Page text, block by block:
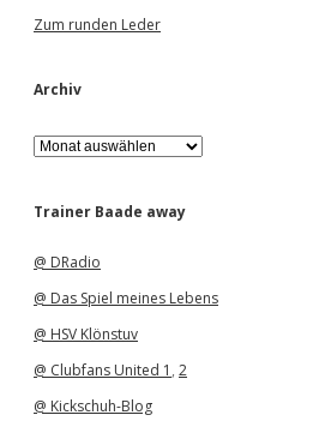
Zum runden Leder
Archiv
A
r
h
Trainer Baade away
@ DRadio
@ Das Spiel meines Lebens
@ HSV Klönstuv
@ Clubfans United 1 , 2
@ Kickschuh-Blog